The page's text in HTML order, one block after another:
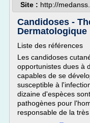
Site : http://
Candidoses -
Dermatologique
Liste des références
Les candidoses
opportunistes dues à
capables de se
susceptible à
dizaine d'espèces
pathogènes pour
responsable de la